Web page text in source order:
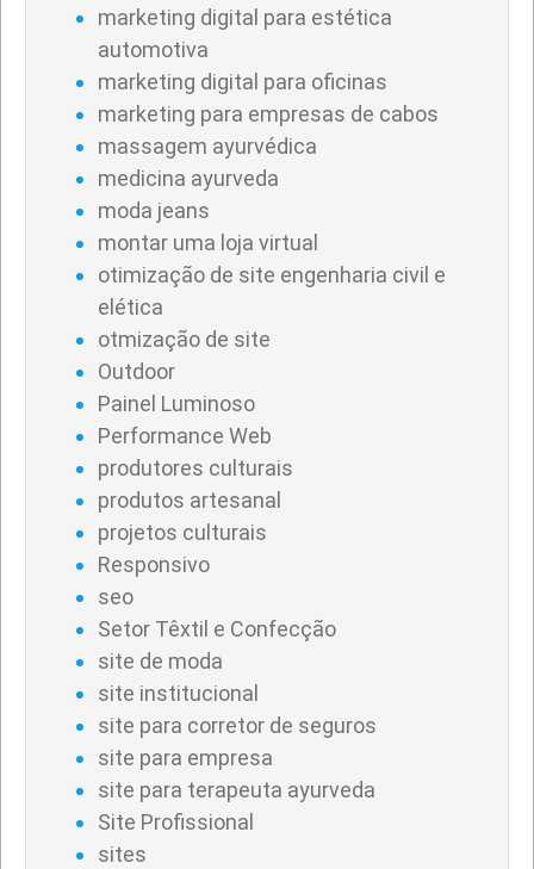
marketing digital para estética
automotiva
marketing digital para oficinas
marketing para empresas de cabos
massagem ayurvédica
medicina ayurveda
moda jeans
montar uma loja virtual
otimização de site engenharia civil e
elética
otmização de site
Outdoor
Painel Luminoso
Performance Web
produtores culturais
produtos artesanal
projetos culturais
Responsivo
seo
Setor Têxtil e Confecção
site de moda
site institucional
site para corretor de seguros
site para empresa
site para terapeuta ayurveda
Site Profissional
sites